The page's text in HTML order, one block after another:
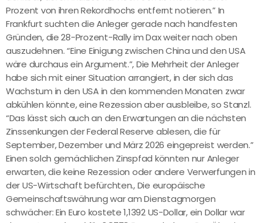
Prozent von ihren Rekordhochs entfernt notieren.” In
Frankfurt suchten die Anleger gerade nach handfesten
Gründen, die 28-Prozent-Rally im Dax weiter nach oben
auszudehnen. “Eine Einigung zwischen China und den USA
wäre durchaus ein Argument.”, Die Mehrheit der Anleger
habe sich mit einer Situation arrangiert, in der sich das
Wachstum in den USA in den kommenden Monaten zwar
abkühlen könnte, eine Rezession aber ausbleibe, so Stanzl.
“Das lässt sich auch an den Erwartungen an die nächsten
Zinssenkungen der Federal Reserve ablesen, die für
September, Dezember und März 2026 eingepreist werden.”
Einen solch gemächlichen Zinspfad könnten nur Anleger
erwarten, die keine Rezession oder andere Verwerfungen in
der US-Wirtschaft befürchten., Die europäische
Gemeinschaftswährung war am Dienstagmorgen
schwächer: Ein Euro kostete 1,1392 US-Dollar, ein Dollar war